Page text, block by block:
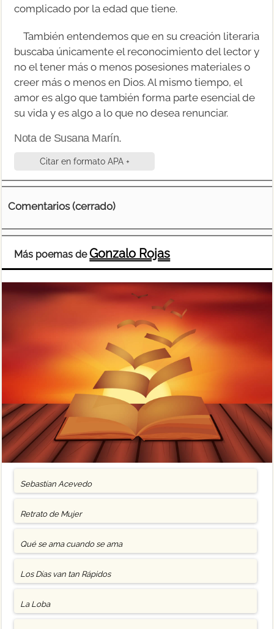
complicado por la edad que tiene.
También entendemos que en su creación literaria
buscaba únicamente el reconocimiento del lector y
no el tener más o menos posesiones materiales o
creer más o menos en Dios. Al mismo tiempo, el
amor es algo que también forma parte esencial de
su vida y es algo a lo que no desea renunciar.
Nota de Susana Marín.
Citar en formato APA +
Comentarios (cerrado)
Más poemas deGonzalo Rojas
Sebastían Acevedo
Retrato de Mujer
Qué se ama cuando se ama
Los Días van tan Rápidos
La Loba